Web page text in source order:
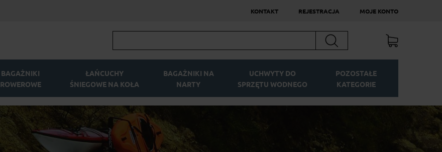
KONTAKT REJESTRACJA MOJE KONTO
Szukaj
BAGAŻNIKI
ROWEROWE
ŁAŃCUCHY
ŚNIEGOWE NA KOŁA
BAGAŻNIKI NA
NARTY
UCHWYTY DO
SPRZĘTU WODNEGO
POZOSTAŁE
KATEGORIE